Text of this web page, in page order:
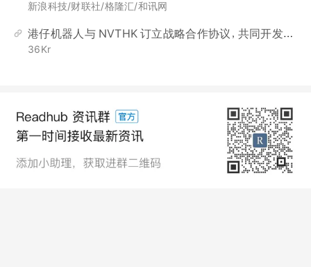
新浪科技/财联社/格隆汇/和讯网
港仔机器人与 NVTHK 订立战略合作协议，共同开发机器人 RWA 融资商业模式
36Kr